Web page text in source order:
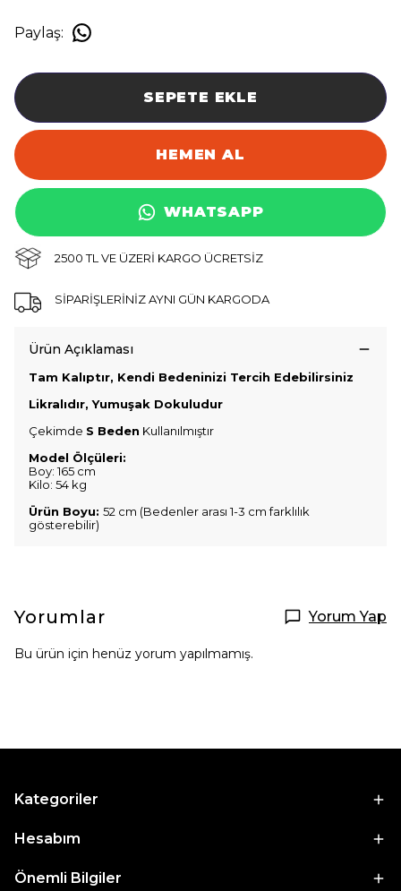
Paylaş:
SEPETE EKLE
HEMEN AL
WHATSAPP
2500 TL VE ÜZERİ KARGO ÜCRETSİZ
SİPARİŞLERİNİZ AYNI GÜN KARGODA
Ürün Açıklaması
Tam Kalıptır, Kendi Bedeninizi Tercih Edebilirsiniz
Likralıdır, Yumuşak Dokuludur
Çekimde S Beden Kullanılmıştır
Model Ölçüleri:
Boy: 165 cm
Kilo: 54 kg
Ürün Boyu: 52 cm (Bedenler arası 1-3 cm farklılık
gösterebilir)
Yorumlar Yorum Yap
Bu ürün için henüz yorum yapılmamış.
Kategoriler
Hesabım
Önemli Bilgiler